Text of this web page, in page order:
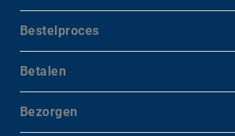
Bestelproces
Betalen
Bezorgen